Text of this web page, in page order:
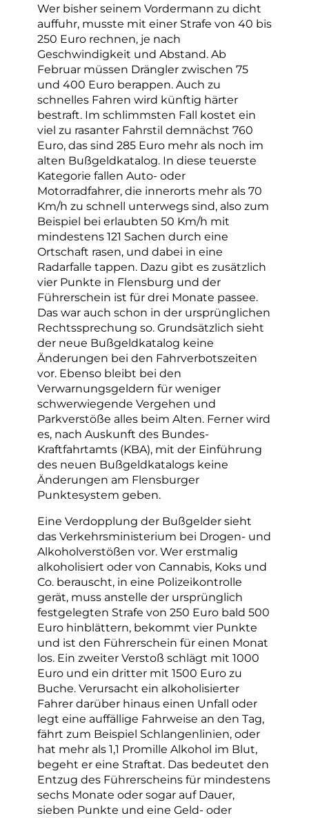
Wer bisher seinem Vordermann zu dicht
auffuhr, musste mit einer Strafe von 40 bis
250 Euro rechnen, je nach
Geschwindigkeit und Abstand. Ab
Februar müssen Drängler zwischen 75
und 400 Euro berappen. Auch zu
schnelles Fahren wird künftig härter
bestraft. Im schlimmsten Fall kostet ein
viel zu rasanter Fahrstil demnächst 760
Euro, das sind 285 Euro mehr als noch im
alten Bußgeldkatalog. In diese teuerste
Kategorie fallen Auto- oder
Motorradfahrer, die innerorts mehr als 70
Km/h zu schnell unterwegs sind, also zum
Beispiel bei erlaubten 50 Km/h mit
mindestens 121 Sachen durch eine
Ortschaft rasen, und dabei in eine
Radarfalle tappen. Dazu gibt es zusätzlich
vier Punkte in Flensburg und der
Führerschein ist für drei Monate passee.
Das war auch schon in der ursprünglichen
Rechtssprechung so. Grundsätzlich sieht
der neue Bußgeldkatalog keine
Änderungen bei den Fahrverbotszeiten
vor. Ebenso bleibt bei den
Verwarnungsgeldern für weniger
schwerwiegende Vergehen und
Parkverstöße alles beim Alten. Ferner wird
es, nach Auskunft des Bundes-
Kraftfahrtamts (KBA), mit der Einführung
des neuen Bußgeldkatalogs keine
Änderungen am Flensburger
Punktesystem geben.
Eine Verdopplung der Bußgelder sieht
das Verkehrsministerium bei Drogen- und
Alkoholverstößen vor. Wer erstmalig
alkoholisiert oder von Cannabis, Koks und
Co. berauscht, in eine Polizeikontrolle
gerät, muss anstelle der ursprünglich
festgelegten Strafe von 250 Euro bald 500
Euro hinblättern, bekommt vier Punkte
und ist den Führerschein für einen Monat
los. Ein zweiter Verstoß schlägt mit 1000
Euro und ein dritter mit 1500 Euro zu
Buche. Verursacht ein alkoholisierter
Fahrer darüber hinaus einen Unfall oder
legt eine auffällige Fahrweise an den Tag,
fährt zum Beispiel Schlangenlinien, oder
hat mehr als 1,1 Promille Alkohol im Blut,
begeht er eine Straftat. Das bedeutet den
Entzug des Führerscheins für mindestens
sechs Monate oder sogar auf Dauer,
sieben Punkte und eine Geld- oder